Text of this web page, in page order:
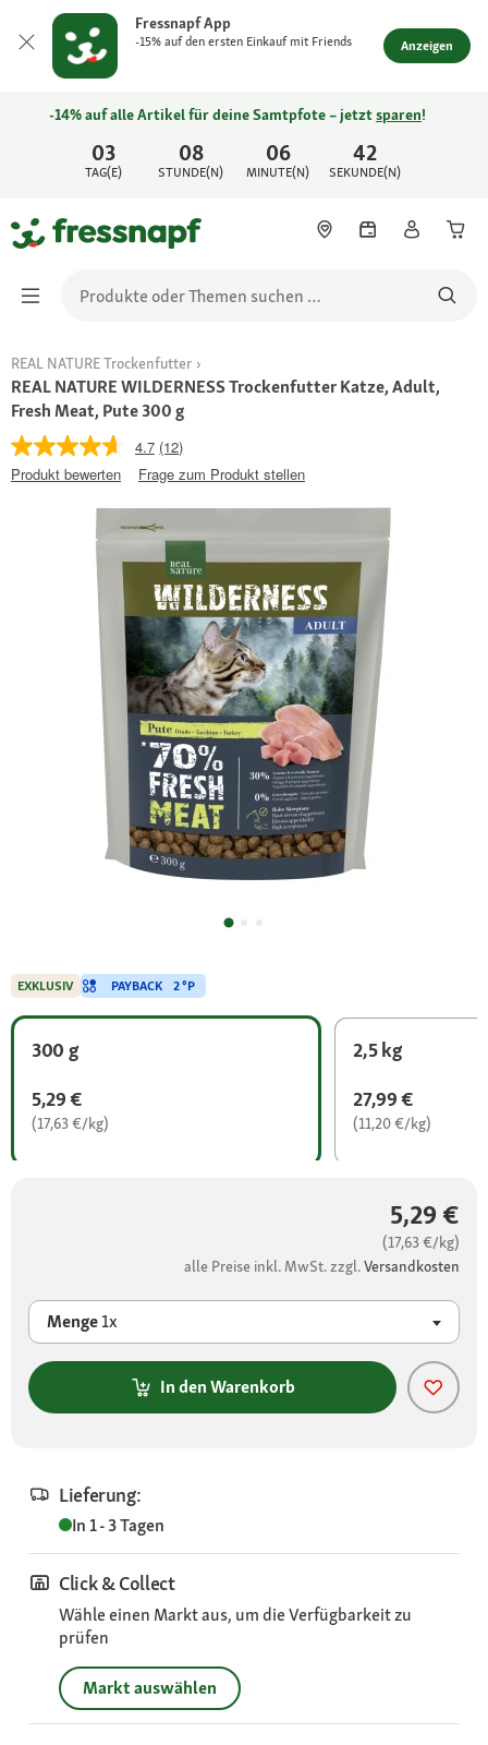
Fressnapf App
-15% auf den ersten Einkauf mit Friends Anzeigen
03
TAG(E)
08
STUNDE(N)
06
MINUTE(N)
42
SEKUNDE(N)
-14% auf alle Artikel für deine Samtpfote – jetztsparen!
REAL NATURE Trockenfutter
REAL NATURE WILDERNESS Trockenfutter Katze, Adult,
Fresh Meat, Pute 300 g
4.7 (12)
Produkt bewerten
Frage zum Produkt stellen
300 g
5,29 €
(17,63 €/kg)
2,5 kg
27,99 €
(11,20 €/kg)
5,29 €
(17,63 €/kg)
alle Preise inkl. MwSt. zzgl.Versandkosten
Menge1x
In den Warenkorb
Lieferung:
In 1 - 3 Tagen
Click & Collect
Wähle einen Markt aus, um die Verfügbarkeit zu
prüfen
Markt auswählen
EXKLUSIV PAYBACK 2 °P